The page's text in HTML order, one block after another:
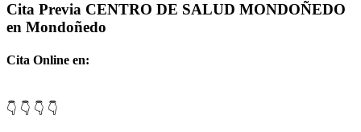
Cita Previa CENTRO DE SALUD MONDOÑEDO
en Mondoñedo
Cita Online en:
👇 👇 👇 👇